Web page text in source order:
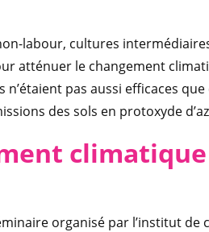
labour, cultures
atténuer le changement
n’étaient pas aussi efficaces
des sols en protoxyde
climatique
organisé par l’institut